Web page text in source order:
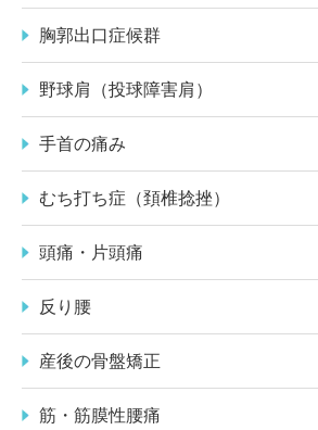
胸郭出口症候群
野球肩（投球障害肩）
手首の痛み
むち打ち症（頚椎捻挫）
頭痛・片頭痛
反り腰
産後の骨盤矯正
筋・筋膜性腰痛